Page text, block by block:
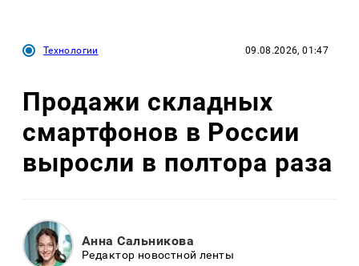
Технологии 09.08.2026, 01:47
Продажи складных
смартфонов в России
выросли в полтора раза
Анна Сальникова
Редактор новостной ленты